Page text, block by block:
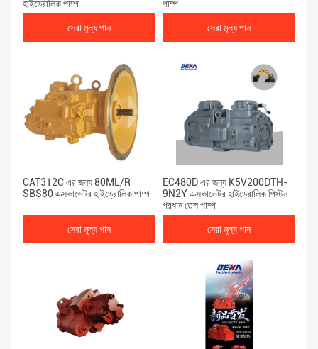
হাইড্রোলিক পাম্প
সেরা মূল্য পান
পাম্প
সেরা মূল্য পান
CAT312C এর জন্য 80ML/R
SBS80 এক্সকাভেটর হাইড্রোলিক পাম্প
সেরা মূল্য পান
EC480D এর জন্য K5V200DTH-
9N2Y এক্সকাভেটর হাইড্রোলিক পিস্টন
প্রধান তেল পাম্প
সেরা মূল্য পান